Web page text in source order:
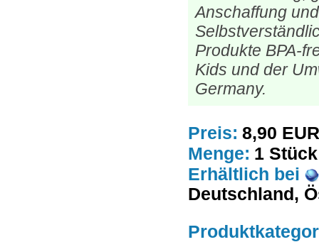
Anschaffung
Produkte BPA-
Kids und der
Germany.
Preis: 8,90
Menge: 1 Stück
Erhältlich bei
Deutschland,